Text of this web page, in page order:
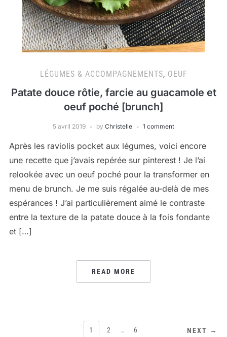
LÉGUMES & ACCOMPAGNEMENTS, OEUF
Patate douce rôtie, farcie au guacamole et
oeuf poché [brunch]
5 avril 2019 by Christelle 1 comment
Après les raviolis pocket aux légumes, voici encore
une recette que j’avais repérée sur pinterest ! Je l’ai
relookée avec un oeuf poché pour la transformer en
menu de brunch. Je me suis régalée au-delà de mes
espérances ! J’ai particulièrement aimé le contraste
entre la texture de la patate douce à la fois fondante
et […]
READ MORE
1 2 … 6 NEXT →